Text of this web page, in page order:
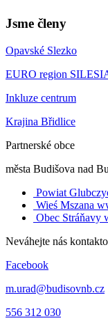
Jsme členy
Opavské Slezko
EURO region
Inkluze centrum
Krajina Břidlice
Partnerské obce
města Budišova nad
Powiat
Wieś Mszana
Obec Stráňavy
Neváhejte nás
Facebook
m.urad@budisovnb.cz
556 312 030